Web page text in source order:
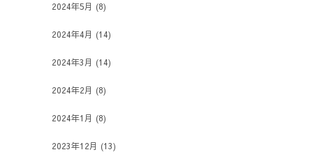
2024年5月 (8)
2024年4月 (14)
2024年3月 (14)
2024年2月 (8)
2024年1月 (8)
2023年12月 (13)